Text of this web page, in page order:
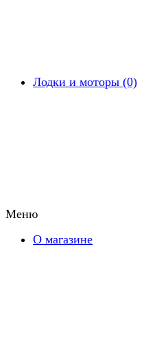
Лодки и моторы (0)
Меню
О магазине